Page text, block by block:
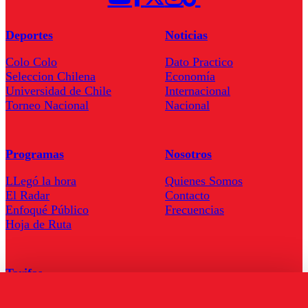
Deportes
Colo Colo
Seleccion Chilena
Universidad de Chile
Torneo Nacional
Noticias
Dato Practico
Economía
Internacional
Nacional
Programas
LLegó la hora
El Radar
Enfoqué Público
Hoja de Ruta
Nosotros
Quienes Somos
Contacto
Frecuencias
Tarifas